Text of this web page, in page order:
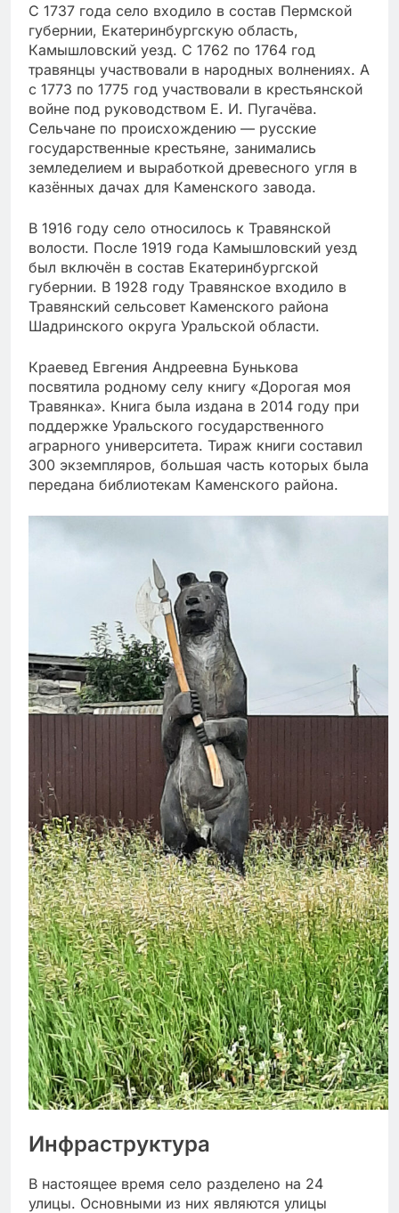
С 1737 года село входило в состав Пермской
губернии, Екатеринбургскую область,
Камышловский уезд. С 1762 по 1764 год
травянцы участвовали в народных волнениях. А
с 1773 по 1775 год участвовали в крестьянской
войне под руководством Е. И. Пугачёва.
Сельчане по происхождению — русские
государственные крестьяне, занимались
земледелием и выработкой древесного угля в
казённых дачах для Каменского завода.
В 1916 году село относилось к Травянской
волости. После 1919 года Камышловский уезд
был включён в состав Екатеринбургской
губернии. В 1928 году Травянское входило в
Травянский сельсовет Каменского района
Шадринского округа Уральской области.
Краевед Евгения Андреевна Бунькова
посвятила родному селу книгу «Дорогая моя
Травянка». Книга была издана в 2014 году при
поддержке Уральского государственного
аграрного университета. Тираж книги составил
300 экземпляров, большая часть которых была
передана библиотекам Каменского района.
Инфраструктура
В настоящее время село разделено на 24
улицы. Основными из них являются улицы